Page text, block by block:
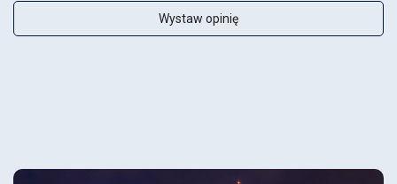
Wystaw opinię